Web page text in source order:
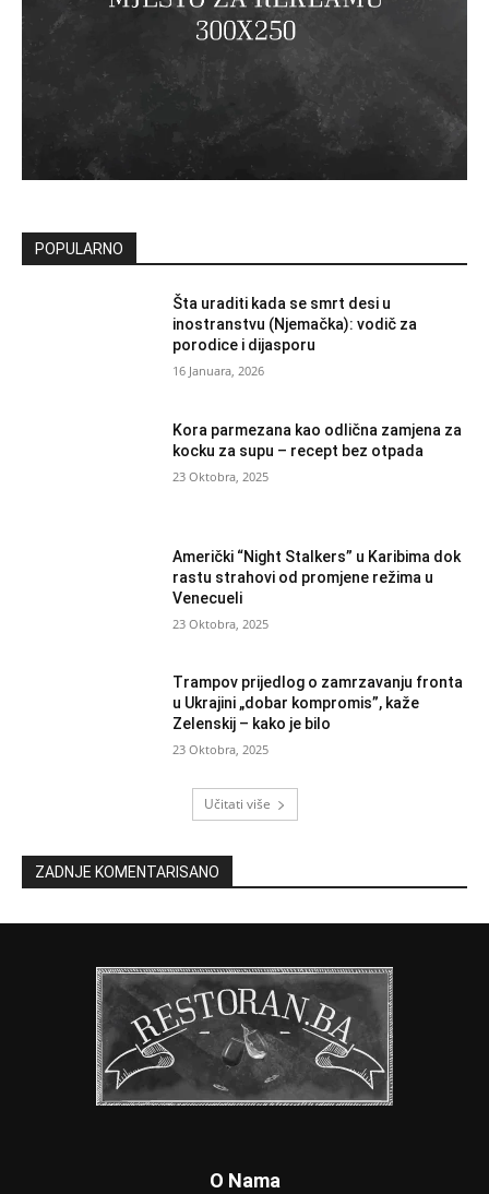
POPULARNO
Šta uraditi kada se smrt desi u
inostranstvu (Njemačka): vodič za
porodice i dijasporu
16 Januara, 2026
Kora parmezana kao odlična zamjena za
kocku za supu – recept bez otpada
23 Oktobra, 2025
Američki “Night Stalkers” u Karibima dok
rastu strahovi od promjene režima u
Venecueli
23 Oktobra, 2025
Trampov prijedlog o zamrzavanju fronta
u Ukrajini „dobar kompromis”, kaže
Zelenskij – kako je bilo
23 Oktobra, 2025
Učitati više
ZADNJE KOMENTARISANO
O Nama